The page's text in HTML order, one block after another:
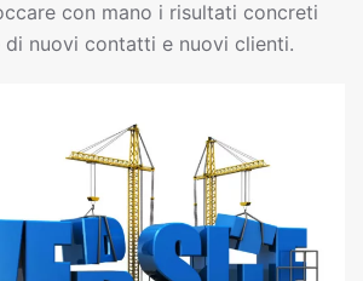
con mano i risultati concreti
di nuovi contatti e nuovi clienti.